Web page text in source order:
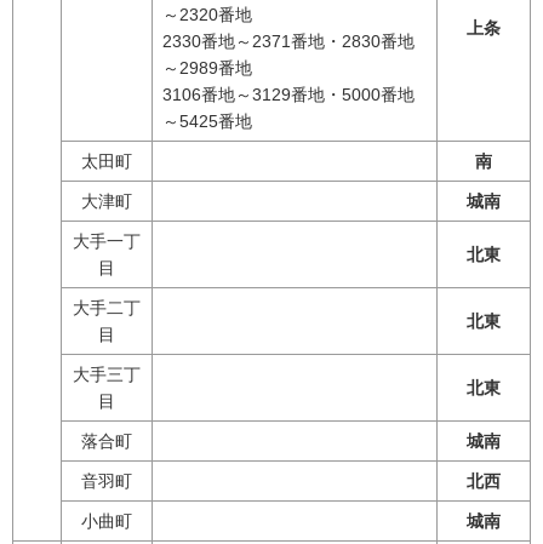
～2320番地
2330番地～2371番地・2830番地
～2989番地
3106番地～3129番地・5000番地
～5425番地
上条
太田町 南
大津町 城南
大手一丁
目
北東
大手二丁
目
北東
大手三丁
目
北東
落合町 城南
音羽町 北西
小曲町 城南